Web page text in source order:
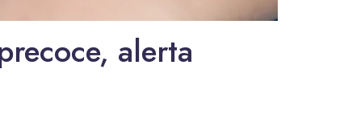
alerta